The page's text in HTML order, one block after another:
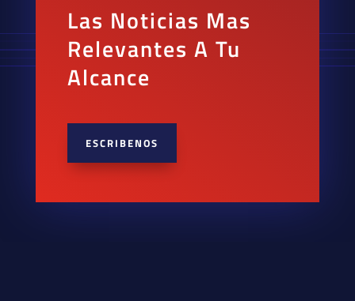
Las Noticias Mas
Relevantes A Tu
Alcance
ESCRIBENOS